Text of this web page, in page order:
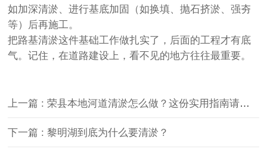
如加深清淤、进行基底加固（如换填、抛石挤淤、强夯
等）后再施工。
把路基清淤这件基础工作做扎实了，后面的工程才有底
气。记住，在道路建设上，看不见的地方往往最重要。
上一篇 : 荣县本地河道清淤怎么做？这份实用指南请收好
下一篇 : 黎明湖到底为什么要清淤？